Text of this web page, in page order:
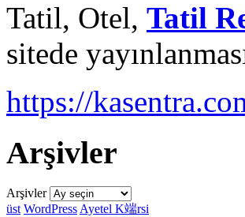
Tatil, Otel, Tatil
sitede
https://
Arşivler
Arşivler
üst WordPress Ayetel K端rsi